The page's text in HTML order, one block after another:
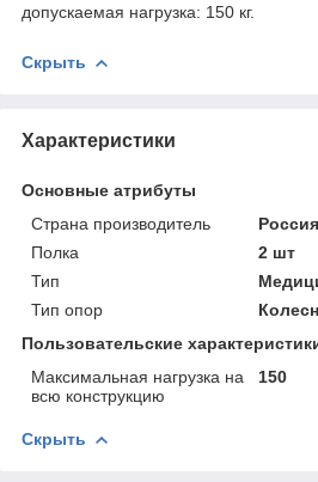
допускаемая нагрузка: 150 кг.
Скрыть
Характеристики
Основные атрибуты
Страна производитель
Россия
Полка
2 шт
Тип
Тип опор
Пользовательские
Максимальная нагрузка на
всю конструкцию
150
Скрыть